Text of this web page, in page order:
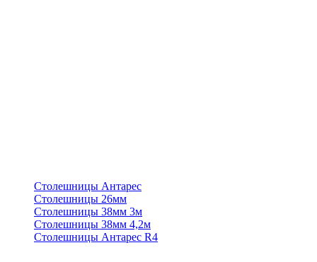
Столешницы Антарес
Столешницы 26мм
Столешницы 38мм 3м
Столешницы 38мм 4,2м
Столешницы Антарес R4